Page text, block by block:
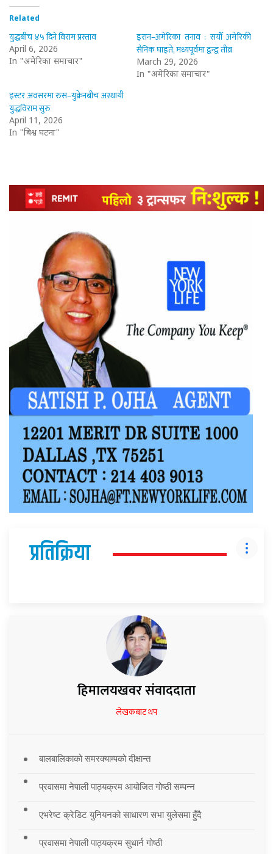
Related
युद्धबीच ४५ दिने विराम प्रस्ताव
April 6, 2026
In "अमेरिका समाचार"
इरान–अमेरिका तनाव : सयौँ अमेरिकी
सैनिक घाइते, मध्यपूर्वमा द्वन्द्व तीव्र
March 29, 2026
In "अमेरिका समाचार"
इस्टर अवसरमा रुस–युक्रेनबीच अस्थायी
युद्धविराम सुरु
April 11, 2026
In "बिश्व घटना"
प्रतिक्रिया
हिमालयखवर संवाददाता
लेखकबाट थप
बालबालिकाको समरक्याम्पको दीक्षान्त
प्रवासमा नेपाली पाठ्यक्रम आयोजित गोष्ठी सम्पन्न
एभरेष्ट क्रेडिट युनियनको साधारण सभा युलेसमा हुँदै
प्रवासमा नेपाली पाठ्यक्रम सुधार्न गोष्ठी